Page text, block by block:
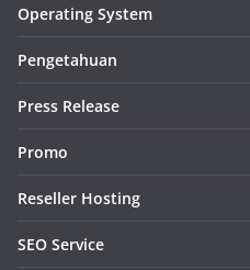
Operating System
Pengetahuan
Press Release
Promo
Reseller Hosting
SEO Service